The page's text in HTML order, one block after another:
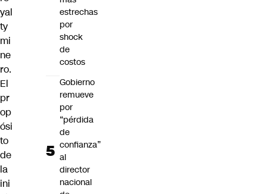
yal
ty
mi
ne
ro.
El
pr
op
ósi
to
de
la
ini
estrechas
por
shock
de
costos
Gobierno
remueve
por
“pérdida
de
confianza”
al
director
nacional